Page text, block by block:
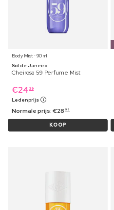
Body Mist ⋅ 90 ml
Sol de Janeiro
Cheirosa 59 Perfume Mist
€24 39
Ledenprijs
Normale prijs:€28 99
KOOP